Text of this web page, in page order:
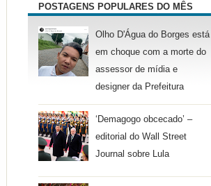
POSTAGENS POPULARES DO MÊS
Olho D'Água do Borges está
em choque com a morte do
assessor de mídia e
designer da Prefeitura
‘Demagogo obcecado’ –
editorial do Wall Street
Journal sobre Lula